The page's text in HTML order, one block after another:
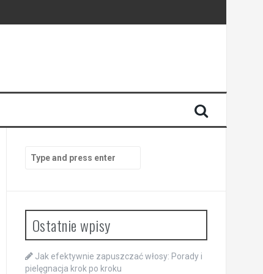
for:
Ostatnie wpisy
Jak efektywnie zapuszczać włosy: Porady i
pielęgnacja krok po kroku